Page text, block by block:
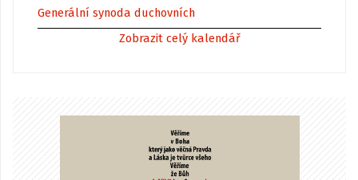
Generální synoda duchovních
Zobrazit celý kalendář